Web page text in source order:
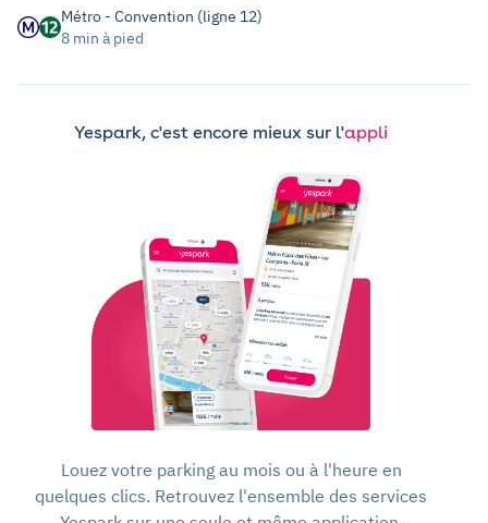
Métro - Convention (ligne 12)
8 min à pied
Yespark, c'est encore mieux sur l'appli
Louez votre parking au mois ou à l'heure en
quelques clics. Retrouvez l'ensemble des services